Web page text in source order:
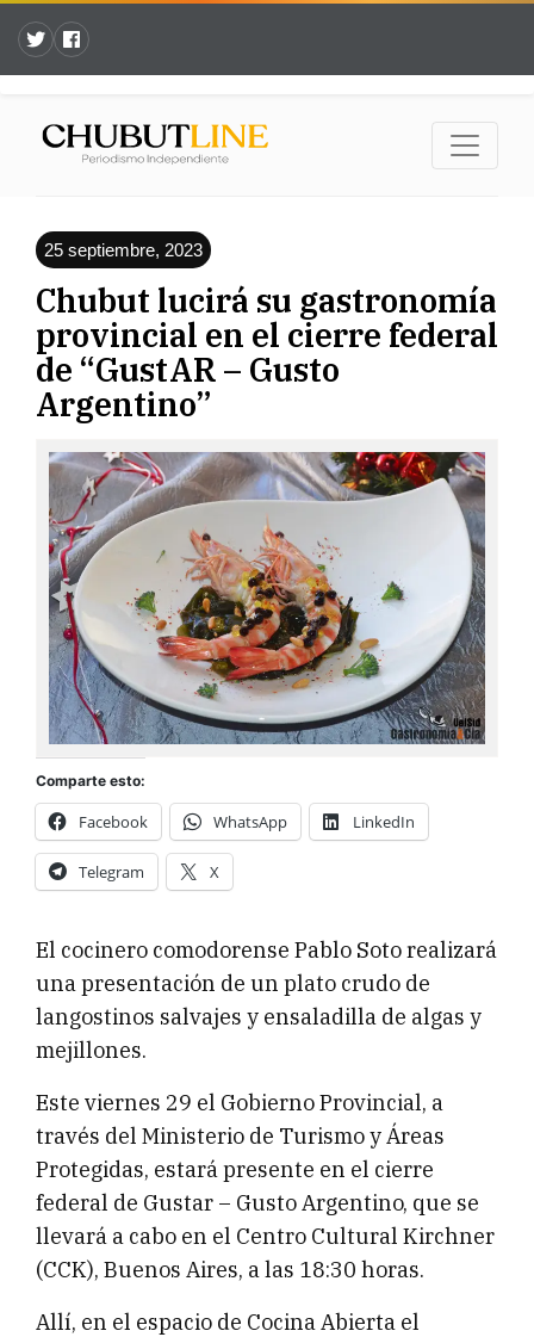
25 septiembre, 2023
Chubut lucirá su gastronomía
provincial en el cierre federal
de “GustAR – Gusto
Argentino”
Comparte esto:
Facebook WhatsApp LinkedIn
Telegram X
El cocinero comodorense Pablo Soto realizará
una presentación de un plato crudo de
langostinos salvajes y ensaladilla de algas y
mejillones.
Este viernes 29 el Gobierno Provincial, a
través del Ministerio de Turismo y Áreas
Protegidas, estará presente en el cierre
federal de Gustar – Gusto Argentino, que se
llevará a cabo en el Centro Cultural Kirchner
(CCK), Buenos Aires, a las 18:30 horas.
Allí, en el espacio de Cocina Abierta el